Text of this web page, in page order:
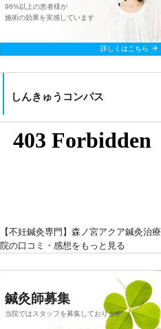
96%以上の患者様が
施術の効果を実感しています
詳しくはこちら arrow_forward
しんきゅうコンパス
【不妊鍼灸専門】森ノ宮アクア鍼灸治療
院の口コミ・感想をもっと見る
鍼灸師募集
当院ではスタッフを募集しております